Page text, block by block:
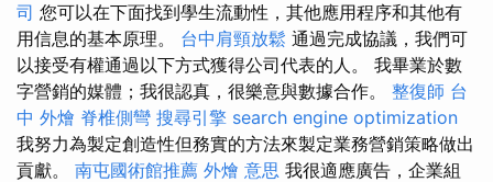
司 您可以在下面找到學生流動性，其他應用程序和其他有
用信息的基本原理。 台中肩頸放鬆 通過完成協議，我們可
以接受有權通過以下方式獲得公司代表的人。 我畢業於數
字營銷的媒體；我很認真，很樂意與數據合作。 整復師 台
中 外燴 脊椎側彎 搜尋引擎 search engine optimization
我努力為製定創造性但務實的方法來製定業務營銷策略做出
貢獻。 南屯國術館推薦 外燴 意思 我很適應廣告，企業組